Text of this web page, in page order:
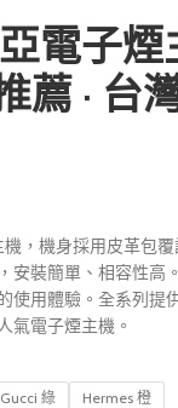
電子煙
薦 · 台
，機身採用皮革包
安裝簡單、相容性高
使用體驗。全系列提
氣電子煙主機。
Gucci 綠 Hermes 橙